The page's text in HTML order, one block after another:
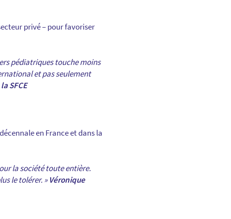
privé – pour favoriser
pédiatriques touche moins
et pas seulement
SFCE
en France et dans la
la société toute entière.
le tolérer. »Véronique